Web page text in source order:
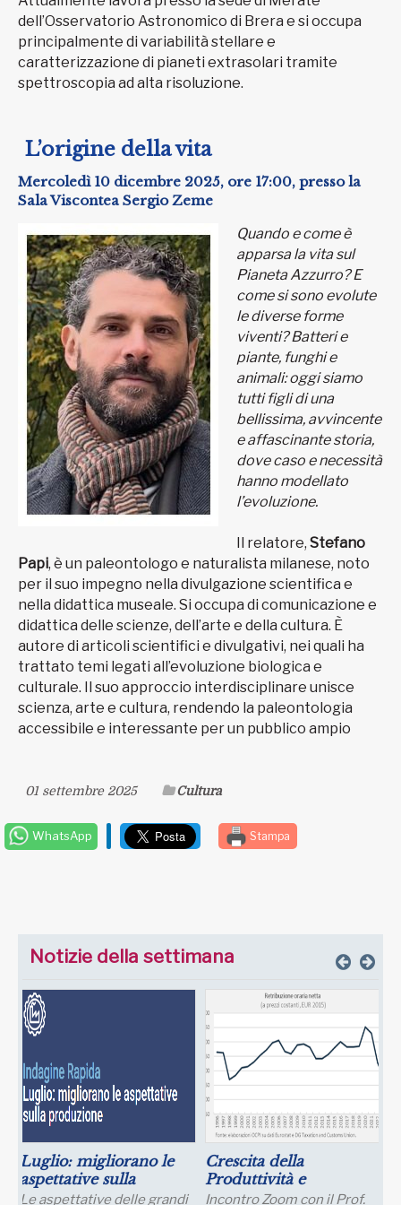
dell’Osservatorio Astronomico di Brera e si occupa
principalmente di variabilità stellare e
caratterizzazione di pianeti extrasolari tramite
spettroscopia ad alta risoluzione.
L’origine della vita
Mercoledì 10 dicembre 2025, ore 17:00, presso la
Sala Viscontea Sergio Zeme
Quando e come è
apparsa la vita sul
Pianeta Azzurro? E
come si sono evolute
le diverse forme
viventi? Batteri e
piante, funghi e
animali: oggi siamo
tutti figli di una
bellissima, avvincente
e affascinante storia,
dove caso e necessità
hanno modellato
l’evoluzione.
Il relatore, Stefano
Papi, è un paleontologo e naturalista milanese, noto
per il suo impegno nella divulgazione scientifica e
nella didattica museale. Si occupa di comunicazione e
didattica delle scienze, dell’arte e della cultura. È
autore di articoli scientifici e divulgativi, nei quali ha
trattato temi legati all’evoluzione biologica e
culturale. Il suo approccio interdisciplinare unisce
scienza, arte e cultura, rendendo la paleontologia
accessibile e interessante per un pubblico ampio
01 settembre 2025 Cultura
WhatsApp Stampa
Notizie della settimana
Luglio: migliorano le
aspettative sulla
produzione
Le aspettative delle grandi
Crescita della
Produttività e
Prospettive Salariali
Incontro Zoom con il Prof.